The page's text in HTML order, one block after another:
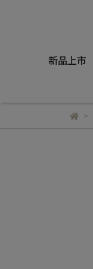
新品上市